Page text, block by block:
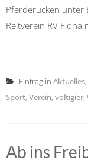
Pferderücken unter
Reitverein RV Flöha
Eintrag in Aktuelles,
Sport, Verein, voltigier,
Ab ins